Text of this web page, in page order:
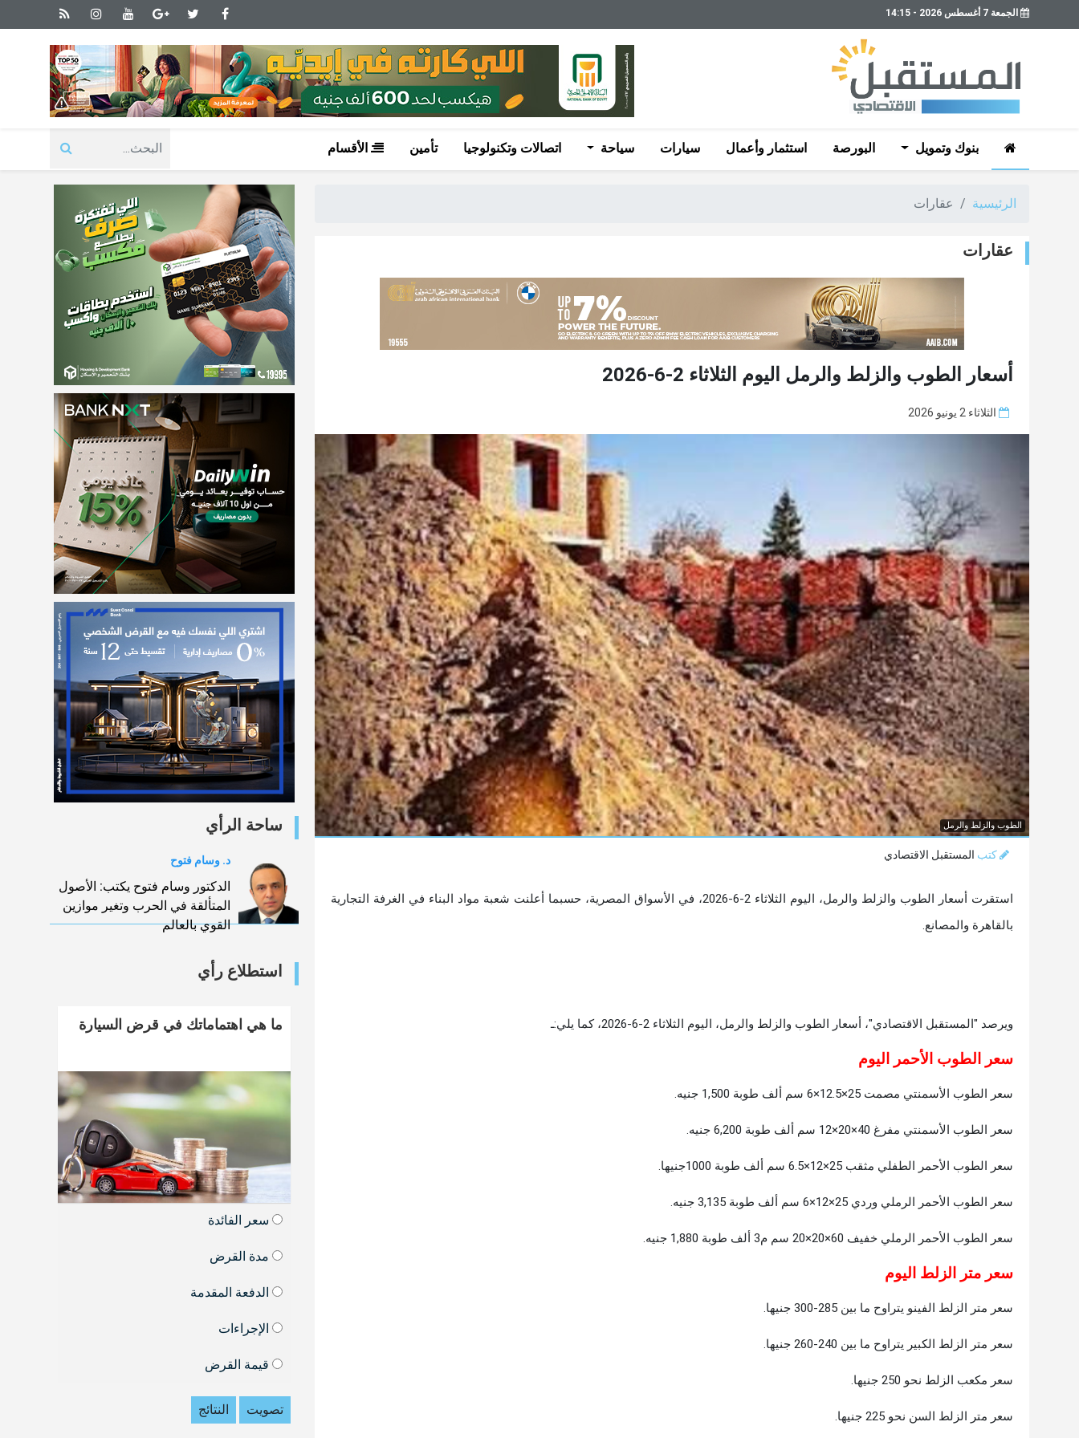
الجمعة 7 أغسطس 2026 - 14:15
بنوك وتمويل البورصة استثمار وأعمال سيارات سياحة اتصالات وتكنولوجيا تأمين الأقسام
الرئيسية عقارات
عقارات
أسعار الطوب والزلط والرمل اليوم الثلاثاء 2-6-2026
الثلاثاء 2 يونيو 2026
الطوب والزلط والرمل
كتب المستقبل الاقتصادي
استقرت أسعار الطوب والزلط والرمل، اليوم الثلاثاء 2-6-2026، في الأسواق المصرية، حسبما أعلنت شعبة مواد البناء في الغرفة التجارية
بالقاهرة والمصانع.
ويرصد "المستقبل الاقتصادي"، أسعار الطوب والزلط والرمل، اليوم الثلاثاء 2-6-2026، كما يلي:ـ
سعر الطوب الأحمر اليوم
سعر الطوب الأسمنتي مصمت 25×12.5×6 سم ألف طوبة 1,500 جنيه.
سعر الطوب الأسمنتي مفرغ 40×20×12 سم ألف طوبة 6,200 جنيه.
سعر الطوب الأحمر الطفلي مثقب 25×12×6.5 سم ألف طوبة 1000جنيها.
سعر الطوب الأحمر الرملي وردي 25×12×6 سم ألف طوبة 3,135 جنيه.
سعر الطوب الأحمر الرملي خفيف 60×20×20 سم م3 ألف طوبة 1,880 جنيه.
سعر متر الزلط اليوم
سعر متر الزلط الفينو يتراوح ما بين 285-300 جنيها.
سعر متر الزلط الكبير يتراوح ما بين 240-260 جنيها.
سعر مكعب الزلط نحو 250 جنيها.
سعر متر الزلط السن نحو 225 جنيها.
ساحة الرأي
د. وسام فتوح
الدكتور وسام فتوح يكتب: الأصول
المتألقة في الحرب وتغير موازين
القوي بالعالم
استطلاع رأي
ما هي اهتماماتك في قرض السيارة
سعر الفائدة
مدة القرض
الدفعة المقدمة
الإجراءات
قيمة القرض
تصويت النتائج